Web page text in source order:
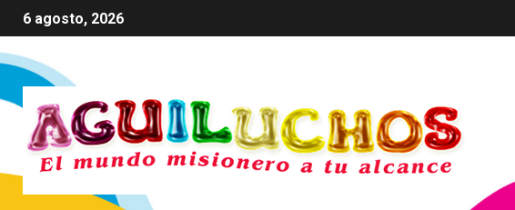
6 agosto, 2026